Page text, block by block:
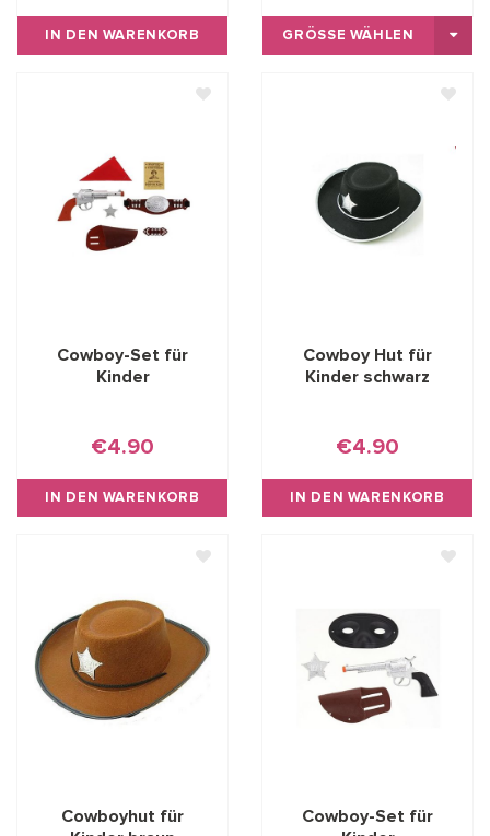
IN DEN WARENKORB GRÖSSE WÄHLEN
Cowboy-Set für
Kinder
€4.90
IN DEN WARENKORB
Cowboy Hut für
Kinder schwarz
€4.90
IN DEN WARENKORB
Cowboyhut für
Cowboy-Set für